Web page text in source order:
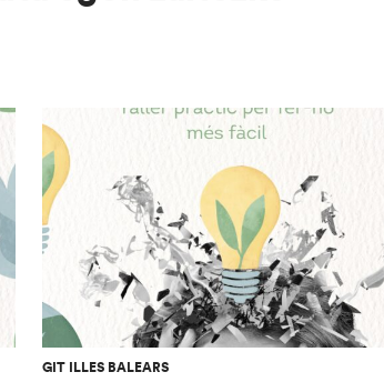
GIT ILLES BALEARS